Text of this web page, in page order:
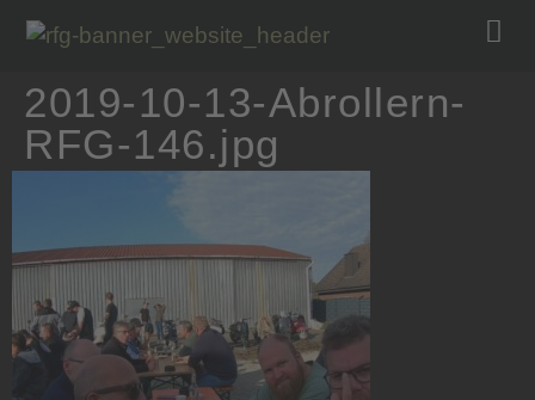
2019-10-13-Abrollern-
RFG-146.jpg